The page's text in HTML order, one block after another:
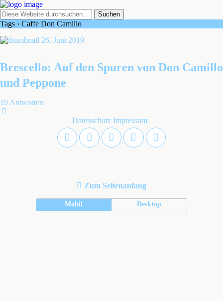
Tags › Caffe Don Camillo
26. Juni 2019
Brescello: Auf den Spuren von Don Camillo
und Peppone
19 Antworten
Datenschutz Impressum
Zum Seitenanfang
Mobil Desktop